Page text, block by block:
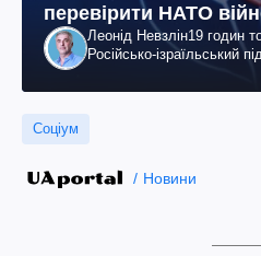
перевірити НАТО
Леонід Невзлін19 годин
Російсько-ізраїльський
Соціум
Новини